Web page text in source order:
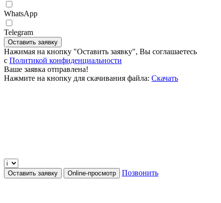
WhatsApp
Telegram
Оставить заявку
Нажимая на кнопку "Оставить заявку", Вы соглашаетесь
c Политикой конфиденциальности
Ваше заявка отправлена!
Нажмите на кнопку для скачивания файла: Скачать
Оставить заявку Online-просмотр Позвонить